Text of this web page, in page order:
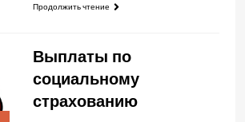
Продолжить чтение
Выплаты по
социальному
страхованию